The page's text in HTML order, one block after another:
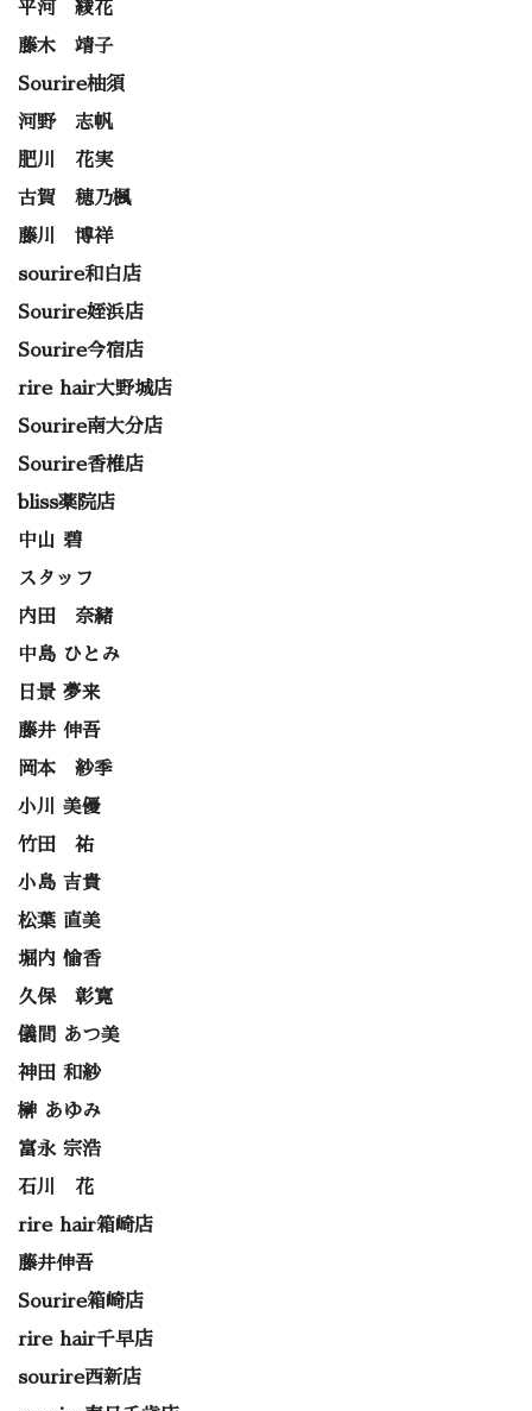
平河 綾花
藤木 靖子
Sourire柚須
河野 志帆
肥川 花実
古賀 穂乃楓
藤川 博祥
sourire和白店
Sourire姪浜店
Sourire今宿店
rire hair大野城店
Sourire南大分店
Sourire香椎店
bliss薬院店
中山 碧
スタッフ
内田 奈緒
中島 ひとみ
日景 夢来
藤井 伸吾
岡本 紗季
小川 美優
竹田 祐
小島 吉貴
松葉 直美
堀内 愉香
久保 彰寛
儀間 あつ美
神田 和紗
榊 あゆみ
富永 宗浩
石川 花
rire hair箱崎店
藤井伸吾
Sourire箱崎店
rire hair千早店
sourire西新店